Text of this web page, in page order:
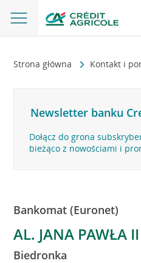
Strona główna Kontakt i
Newsletter banku
Dołącz do grona
bieżąco z nowościami i
Bankomat (Euronet)
AL. JANA PAWŁA
Biedronka